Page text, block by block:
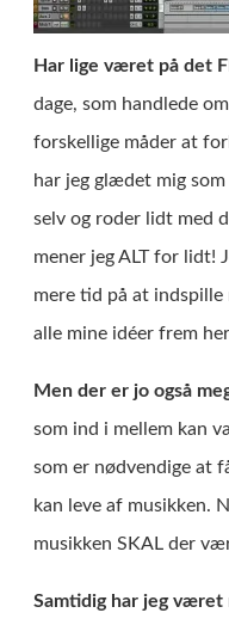
Har lige været på det
dage, som handlede
forskellige måder at
har jeg glædet mig
selv og roder lidt med
mener jeg ALT for lidt!
mere tid på at indspille
alle mine idéer frem
Men der er jo også
som ind i mellem kan
som er nødvendige at
kan leve af musikken.
musikken SKAL der
Samtidig har jeg